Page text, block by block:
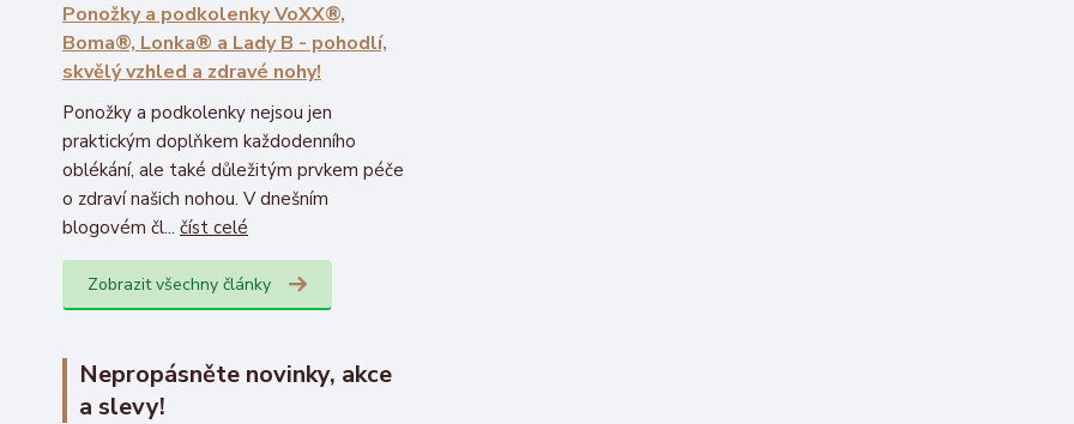
Ponožky a podkolenky VoXX®,
Boma®, Lonka® a Lady B - pohodlí,
skvělý vzhled a zdravé nohy!
Ponožky a podkolenky nejsou jen
praktickým doplňkem každodenního
oblékání, ale také důležitým prvkem péče
o zdraví našich nohou. V dnešním
blogovém čl... číst celé
Zobrazit všechny články
Nepropásněte novinky, akce
a slevy!